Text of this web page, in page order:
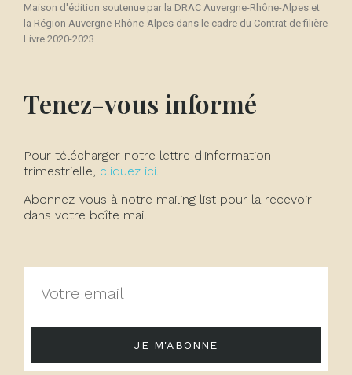
Maison d'édition soutenue par la DRAC Auvergne-Rhône-Alpes et
la Région Auvergne-Rhône-Alpes dans le cadre du Contrat de filière
Livre 2020-2023.
Tenez-vous informé
Pour télécharger notre lettre d'information
trimestrielle, cliquez ici.
Abonnez-vous à notre mailing list pour la recevoir
dans votre boîte mail.
JE M'ABONNE